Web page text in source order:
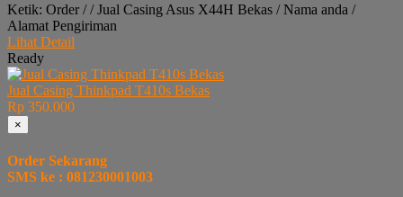
Ketik: Order / / Jual Casing Asus X44H Bekas / Nama anda /
Alamat Pengiriman
Lihat Detail
Ready
Jual Casing Thinkpad T410s Bekas
Rp 350.000
×
Order Sekarang
SMS ke : 081230001003